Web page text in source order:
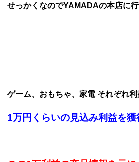
せっかくなのでYAMADAの本店に行
ゲーム、おもちゃ、家電 それぞれ利
1万円くらいの見込み利益を獲